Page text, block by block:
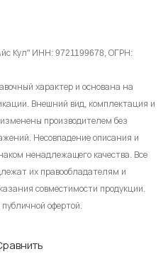
Кул" ИНН: 9721199678, ОГРН:
характер и основана на
Внешний вид, комплектация и
производителем без
Несовпадение описания и
ненадлежащего качества. Все
их правообладателям и
совместимости продукции.
офертой.